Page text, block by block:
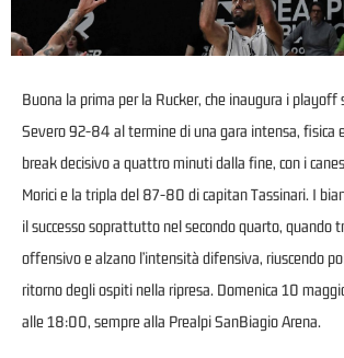
Buona la prima per la Rucker, che inaugura i playoff
Severo 92-84 al termine di una gara intensa, fisica
break decisivo a quattro minuti dalla fine, con i
Morici e la tripla del 87-80 di capitan Tassinari. I
il successo soprattutto nel secondo quarto, quando
offensivo e alzano l’intensità difensiva, riuscendo
ritorno degli ospiti nella ripresa. Domenica 10
alle 18:00, sempre alla Prealpi SanBiagio Arena.